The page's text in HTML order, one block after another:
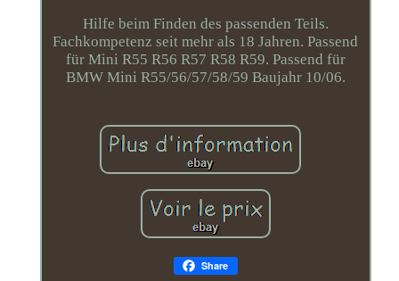
Hilfe beim Finden des passenden Teils.
Fachkompetenz seit mehr als 18 Jahren. Passend
für Mini R55 R56 R57 R58 R59. Passend für
BMW Mini R55/56/57/58/59 Baujahr 10/06.
Share